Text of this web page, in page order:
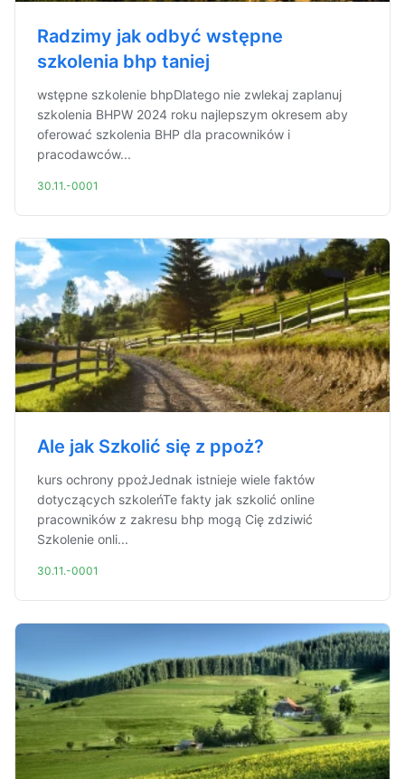
Radzimy jak odbyć wstępne
szkolenia bhp taniej
wstępne szkolenie bhpDlatego nie zwlekaj zaplanuj
szkolenia BHPW 2024 roku najlepszym okresem aby
oferować szkolenia BHP dla pracowników i
pracodawców...
30.11.-0001
Ale jak Szkolić się z ppoż?
kurs ochrony ppożJednak istnieje wiele faktów
dotyczących szkoleńTe fakty jak szkolić online
pracowników z zakresu bhp mogą Cię zdziwić
Szkolenie onli...
30.11.-0001